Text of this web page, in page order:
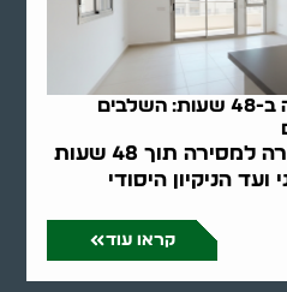
הכינו דירה מוכנה למסירה ב-48 שעות: השלבים
מדריך מקיף להכנת דירה למסירה תוך 48 שעות
הניקיון היסודי
קראו עוד